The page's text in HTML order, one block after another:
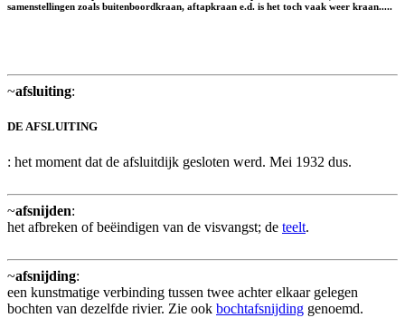
samenstellingen zoals buitenboordkraan, aftapkraan e.d. is het toch vaak weer kraan.....
~afsluiting:
DE AFSLUITING
: het moment dat de afsluitdijk gesloten werd. Mei 1932 dus.
~afsnijden:
het afbreken of beëindigen van de visvangst; de teelt.
~afsnijding:
een kunstmatige verbinding tussen twee achter elkaar gelegen
bochten van dezelfde rivier. Zie ook bochtafsnijding genoemd.